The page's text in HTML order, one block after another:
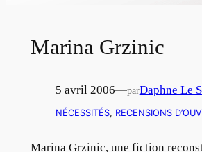
Marina Grzinic
5 avril 2006—parDaphne Le
NÉCESSITÉS, RECENSIONS
Marina Grzinic, une fiction